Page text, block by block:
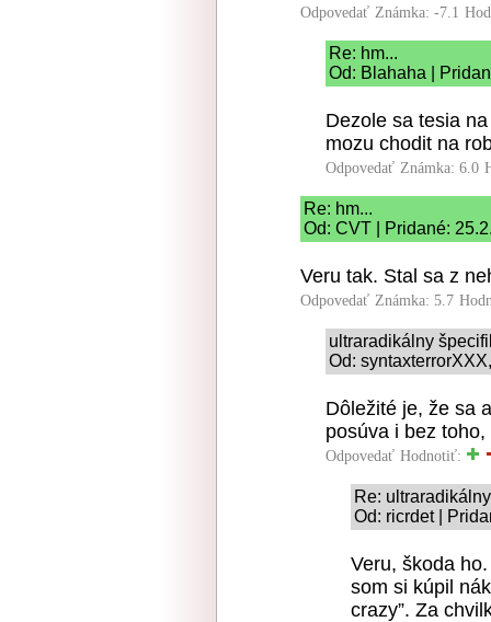
Odpovedať Známka: -7.1
Re: hm...
Od: Blahaha |
Dezole sa tesia
mozu chodit na
Odpovedať Známka: 6.0
Re: hm...
Od: CVT | Pridané:
Veru tak. Stal sa z
Odpovedať Známka: 5.7
ultraradikálny
Od:
Dôležité je, že sa
posúva i bez
Odpovedať Hodnotiť:
Re:
Od: ricrdet |
Veru, škoda
som si kúpil
crazy”. Za